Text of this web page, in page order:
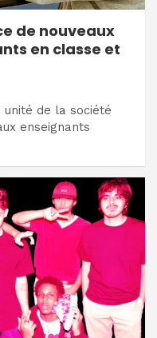
de nouveaux
en classe et
unité de la société
enseignants